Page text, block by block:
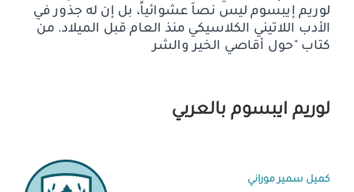
لوريم إيبسوم ليس نصاَ عشوائياً، بل إن له جذور في
الأدب اللاتيني الكلاسيكي منذ العام قبل الميلاد. من
كتاب "حول أقاصي الخير والشر
لوريم ايبسوم بالعربي
كميل سمير موراني